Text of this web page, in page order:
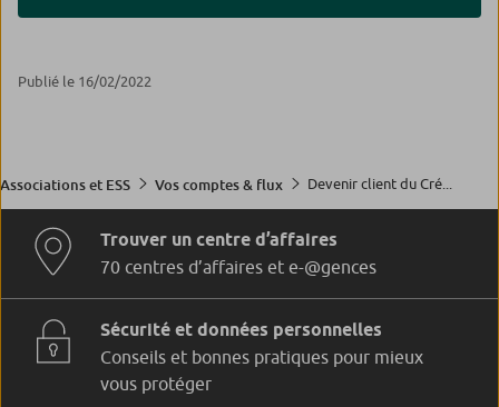
Notre engagement, c’est de les aider à accomplir le
ensemble des expériences sportives qui épanouissent
leur. Jour après jour.
Publié le 16/02/2022
Associations et ESS Vos comptes & flux Devenir client du Cré...
Trouver un centre d’affaires
70 centres d’affaires et e-@gences
Sécurité et données personnelles
Conseils et bonnes pratiques pour mieux
vous protéger